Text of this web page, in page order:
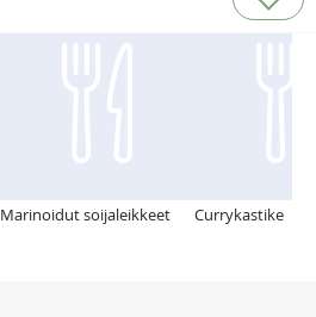
Marinoidut soijaleikkeet Currykastike